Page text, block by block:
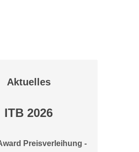
Aktuelles
ITB 2026
Preisverleihung -